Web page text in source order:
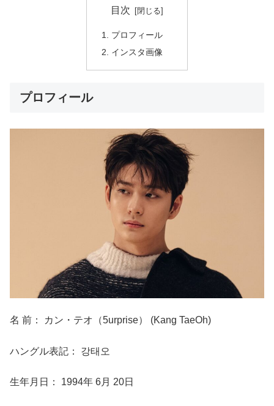
目次
プロフィール
インスタ画像
プロフィール
名 前： カン・テオ（5urprise） (Kang TaeOh)
ハングル表記： 강태오
生年月日： 1994年 6月 20日